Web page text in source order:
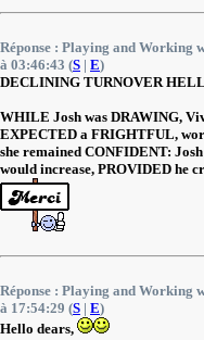
Réponse : Playing and Working
à 03:46:43 (S | E)
DECLINING TURNOVER
WHILE Josh was DRAWING,
EXPECTED a FRIGHTFUL,
she remained CONFIDENT:
would increase, PROVIDED he
Réponse : Playing and Working
à 17:54:29 (S | E)
Hello dears,